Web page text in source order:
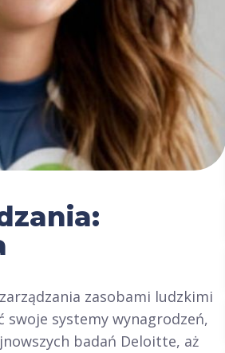
zasobami ludzkimi
systemy wynagrodzeń,
badań Deloitte, aż